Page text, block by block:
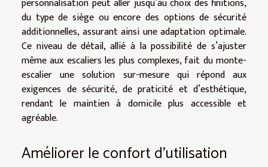
personnalisation peut aller jusqu’au choix des finitions,
du type de siège ou encore des options de sécurité
additionnelles, assurant ainsi une adaptation optimale.
Ce niveau de détail, allié à la possibilité de s’ajuster
même aux escaliers les plus complexes, fait du monte-
escalier une solution sur-mesure qui répond aux
exigences de sécurité, de praticité et d’esthétique,
rendant le maintien à domicile plus accessible et
agréable.
Améliorer le confort d’utilisation